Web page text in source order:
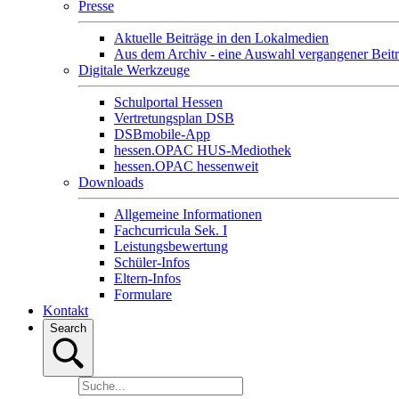
Presse
Aktuelle Beiträge in den Lokalmedien
Aus dem Archiv - eine Auswahl vergangener
Digitale Werkzeuge
Schulportal Hessen
Vertretungsplan DSB
DSBmobile-App
hessen.OPAC HUS-Mediothek
hessen.OPAC hessenweit
Downloads
Allgemeine Informationen
Fachcurricula Sek. I
Leistungsbewertung
Schüler-Infos
Eltern-Infos
Formulare
Kontakt
Search